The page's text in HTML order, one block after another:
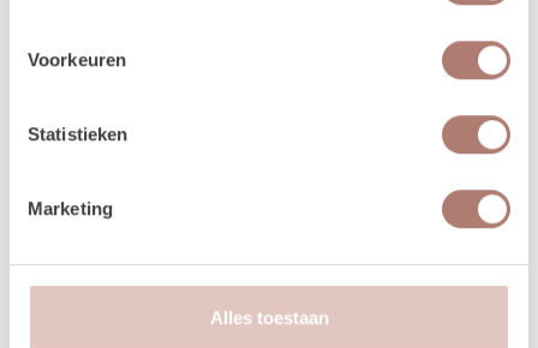
Voorkeuren
Statistieken
Marketing
Alles toestaan